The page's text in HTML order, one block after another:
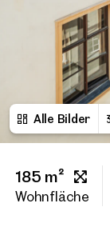
Alle Bilder
185 m²
Wohnfläche